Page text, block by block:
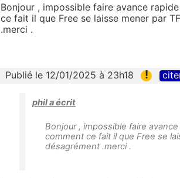
Bonjour , impossible faire avance
ce fait il que Free se laisse mener par
.merci .
Publié le 12/01/2025 à 23h18 !
phil a écrit
Bonjour , impossible faire
comment ce fait il que Free se
désagrément .merci .